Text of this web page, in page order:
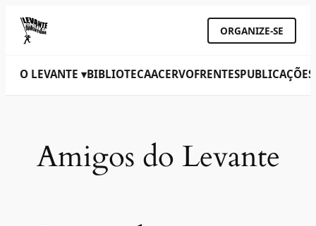
ORGANIZE-SE
O LEVANTE ▾BIBLIOTECAACERVOFRENTESPUBLICAÇÕES
Amigos do Levante